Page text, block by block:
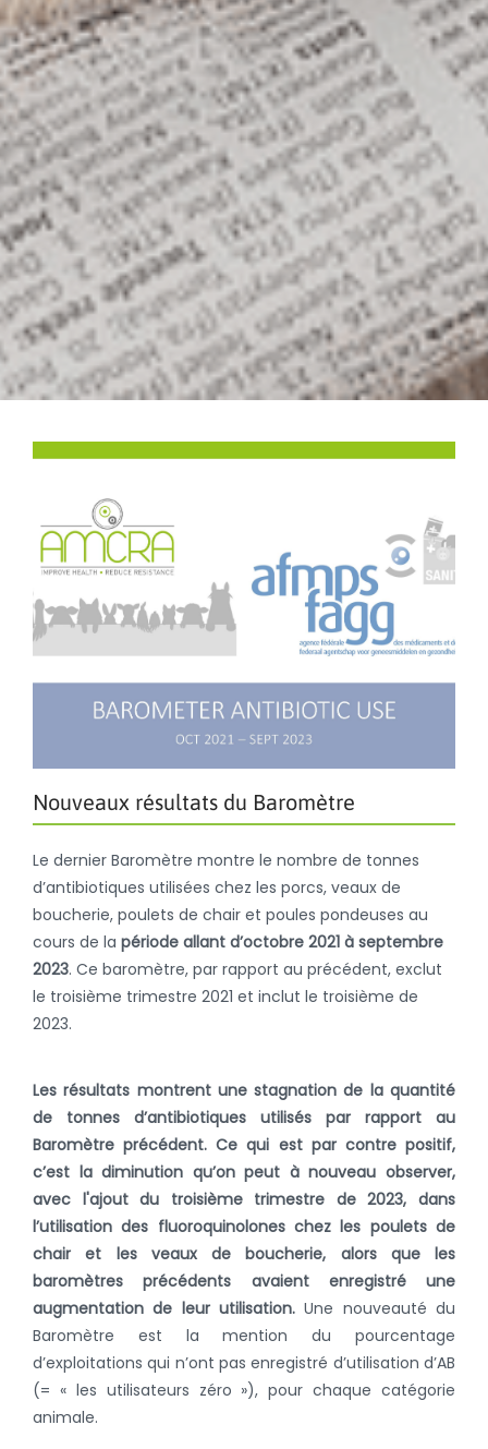
Nouveaux résultats du Baromètre
Le dernier Baromètre montre le nombre de tonnes
d’antibiotiques utilisées chez les porcs, veaux de
boucherie, poulets de chair et poules pondeuses au
cours de la période allant d’octobre 2021 à septembre
2023. Ce baromètre, par rapport au précédent, exclut
le troisième trimestre 2021 et inclut le troisième de
2023.
Les résultats montrent une stagnation de la quantité
de tonnes d’antibiotiques utilisés par rapport au
Baromètre précédent. Ce qui est par contre positif,
c’est la diminution qu’on peut à nouveau observer,
avec l'ajout du troisième trimestre de 2023, dans
l’utilisation des fluoroquinolones chez les poulets de
chair et les veaux de boucherie, alors que les
baromètres précédents avaient enregistré une
augmentation de leur utilisation. Une nouveauté du
Baromètre est la mention du pourcentage
d’exploitations qui n’ont pas enregistré d’utilisation d’AB
(= « les utilisateurs zéro »), pour chaque catégorie
animale.